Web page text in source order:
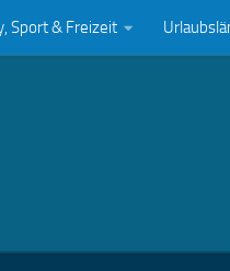
Sport & Freizeit